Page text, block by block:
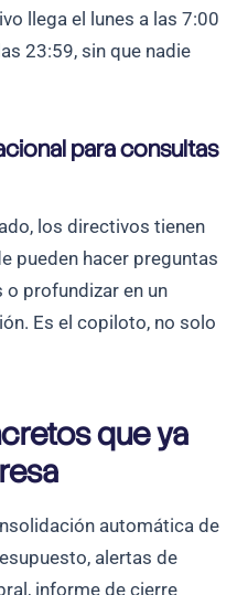
llega el lunes a las 7:00
23:59, sin que nadie
para consultas
los directivos tienen
pueden hacer preguntas
profundizar en un
Es el copiloto, no solo
que ya
automática de
alertas de
informe de cierre